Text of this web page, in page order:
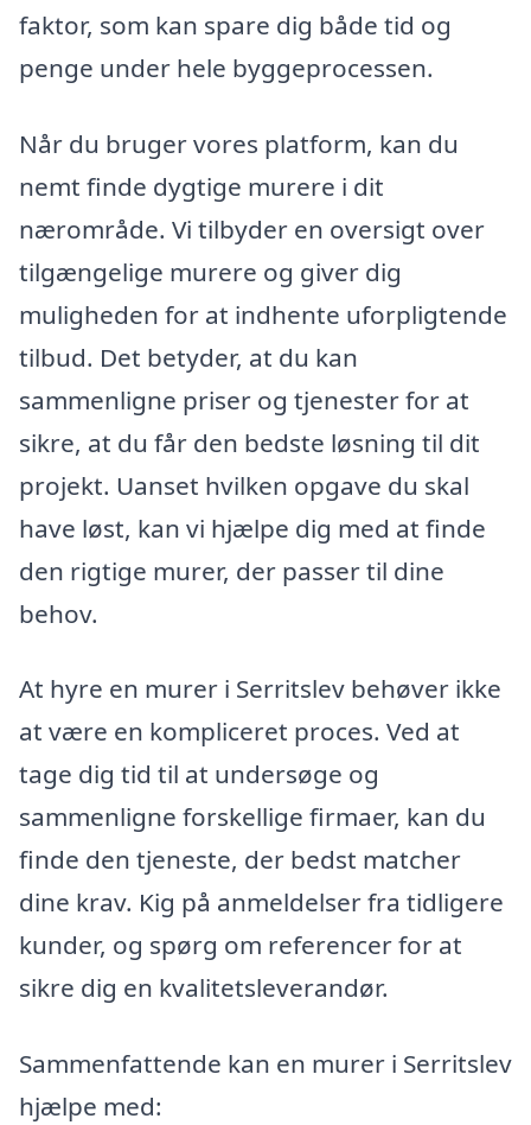
faktor, som kan spare dig både tid og
penge under hele byggeprocessen.
Når du bruger vores platform, kan du
nemt finde dygtige murere i dit
nærområde. Vi tilbyder en oversigt over
tilgængelige murere og giver dig
muligheden for at indhente uforpligtende
tilbud. Det betyder, at du kan
sammenligne priser og tjenester for at
sikre, at du får den bedste løsning til dit
projekt. Uanset hvilken opgave du skal
have løst, kan vi hjælpe dig med at finde
den rigtige murer, der passer til dine
behov.
At hyre en murer i Serritslev behøver ikke
at være en kompliceret proces. Ved at
tage dig tid til at undersøge og
sammenligne forskellige firmaer, kan du
finde den tjeneste, der bedst matcher
dine krav. Kig på anmeldelser fra tidligere
kunder, og spørg om referencer for at
sikre dig en kvalitetsleverandør.
Sammenfattende kan en murer i Serritslev
hjælpe med: